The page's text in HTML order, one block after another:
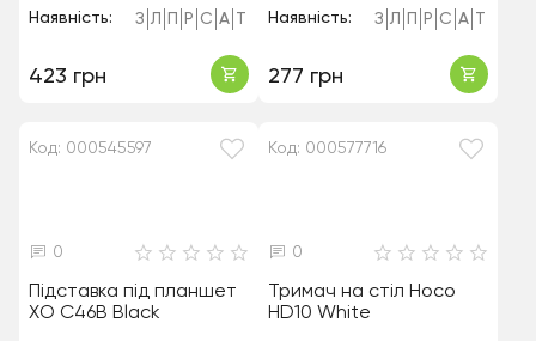
Наявність: З Л Р С А
423 грн
Наявність: З Л Р С А
277 грн
Код: 000545597
0
Підставка під планшет
XO C46B Black
Код: 000577716
0
Тримач на стіл Hoco
HD10 White